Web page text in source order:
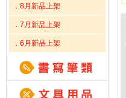
． 8月新品上架
． 7月新品上架
． 6月新品上架